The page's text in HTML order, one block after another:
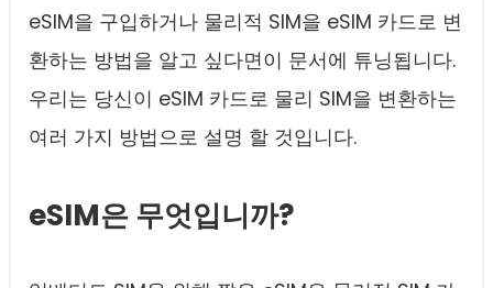
eSIM을 구입하거나 물리적 SIM을 eSIM 카드로 변
환하는 방법을 알고 싶다면이 문서에 튜닝됩니다.
우리는 당신이 eSIM 카드로 물리 SIM을 변환하는
여러 가지 방법으로 설명 할 것입니다.
eSIM은 무엇입니까?